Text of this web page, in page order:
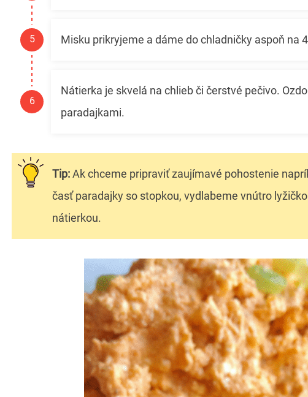
Misku prikryjeme a dáme do chladničky aspoň na
Nátierka je skvelá na chlieb či čerstvé pečivo.
paradajkami.
Tip:Ak chceme pripraviť zaujímavé pohostenie
časť paradajky so stopkou, vydlabeme vnútro
nátierkou.